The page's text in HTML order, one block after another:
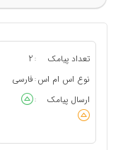
تعداد پیامک :
2
نوع اس ام اس : فارسی
ارسال پیامک
: